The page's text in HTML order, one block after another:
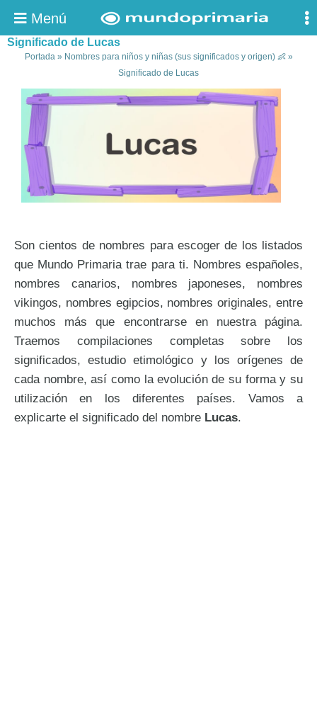
Menú
Significado de Lucas
Portada» Nombres para niños y niñas (sus significados y origen) 👶»
Significado de Lucas
Son cientos de nombres para escoger de los listados
que Mundo Primaria trae para ti. Nombres españoles,
nombres canarios, nombres japoneses, nombres
vikingos, nombres egipcios, nombres originales, entre
muchos más que encontrarse en nuestra página.
Traemos compilaciones completas sobre los
significados, estudio etimológico y los orígenes de
cada nombre, así como la evolución de su forma y su
utilización en los diferentes países. Vamos a
explicarte el significado del nombre Lucas.